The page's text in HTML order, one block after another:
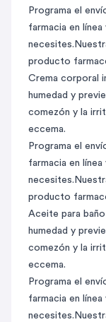
Programa el
farmacia en
producto
Crema corporal
humedad y
comezón y la
eccema.
Programa el
farmacia en
producto
Aceite para
humedad y
comezón y la
eccema.
Programa el
farmacia en